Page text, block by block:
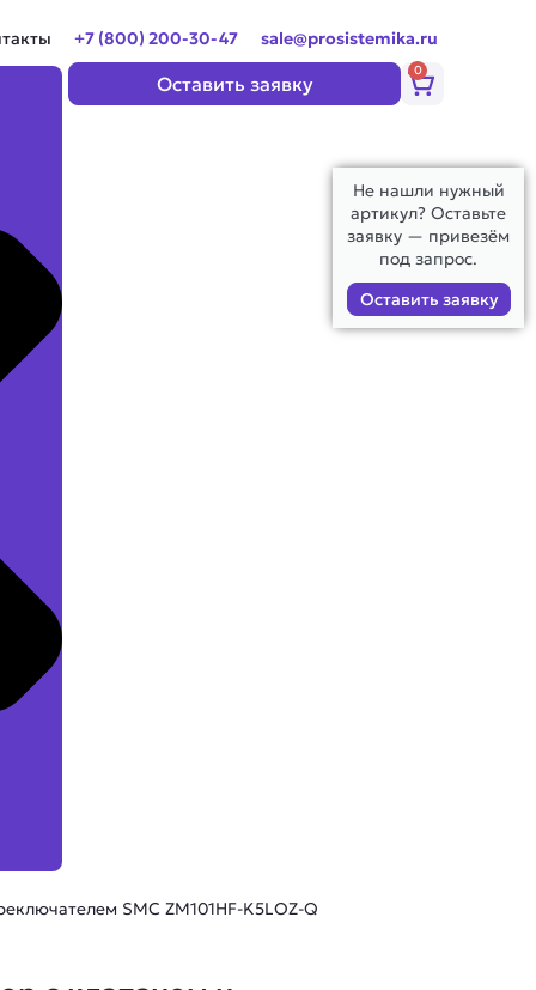
+7 (800) 200-30-47 sale@prosistemika.ru
Оставить заявку
0
Корзина
Не нашли нужный
артикул? Оставьте
заявку — привезём
под запрос.
Оставить заявку
SMC ZM101HF-K5LOZ-Q